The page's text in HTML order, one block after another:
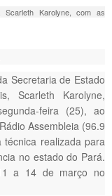
Scarleth Karolyne, com as
Secretaria de Estado
Scarleth Karolyne,
feira (25), ao
Assembleia (96.9
realizada para
no estado do Pará.
a 14 de março no